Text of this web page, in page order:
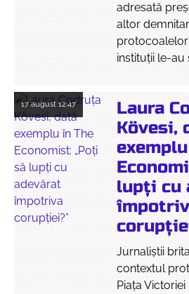
adresată
altor
instituții le-au
17 august 12:47
Laura
Kövesi,
lupți cu
Jurnaliștii
contextul
Piața